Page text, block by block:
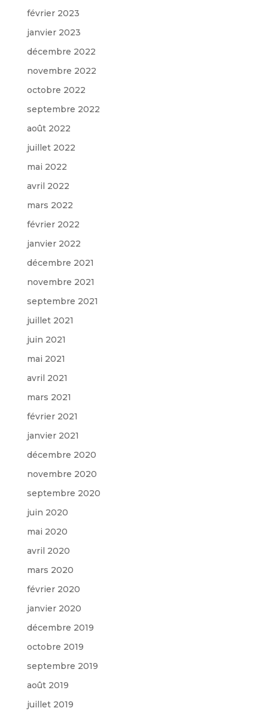
février 2023
janvier 2023
décembre 2022
novembre 2022
octobre 2022
septembre 2022
août 2022
juillet 2022
mai 2022
avril 2022
mars 2022
février 2022
janvier 2022
décembre 2021
novembre 2021
septembre 2021
juillet 2021
juin 2021
mai 2021
avril 2021
mars 2021
février 2021
janvier 2021
décembre 2020
novembre 2020
septembre 2020
juin 2020
mai 2020
avril 2020
mars 2020
février 2020
janvier 2020
décembre 2019
octobre 2019
septembre 2019
août 2019
juillet 2019